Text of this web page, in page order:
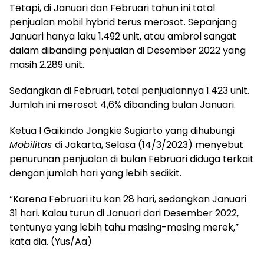
Tetapi, di Januari dan Februari tahun ini total
penjualan mobil hybrid terus merosot. Sepanjang
Januari hanya laku 1.492 unit, atau ambrol sangat
dalam dibanding penjualan di Desember 2022 yang
masih 2.289 unit.
Sedangkan di Februari, total penjualannya 1.423 unit.
Jumlah ini merosot 4,6% dibanding bulan Januari.
Ketua I Gaikindo Jongkie Sugiarto yang dihubungi
Mobilitas di Jakarta, Selasa (14/3/2023) menyebut
penurunan penjualan di bulan Februari diduga terkait
dengan jumlah hari yang lebih sedikit.
“Karena Februari itu kan 28 hari, sedangkan Januari
31 hari. Kalau turun di Januari dari Desember 2022,
tentunya yang lebih tahu masing-masing merek,”
kata dia. (Yus/Aa)